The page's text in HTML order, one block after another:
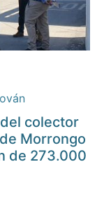
colector
Morrongo
de 273.000